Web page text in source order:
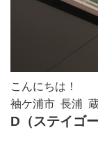
こんにちは！
袖ケ浦市 長浦
D（ステイゴ